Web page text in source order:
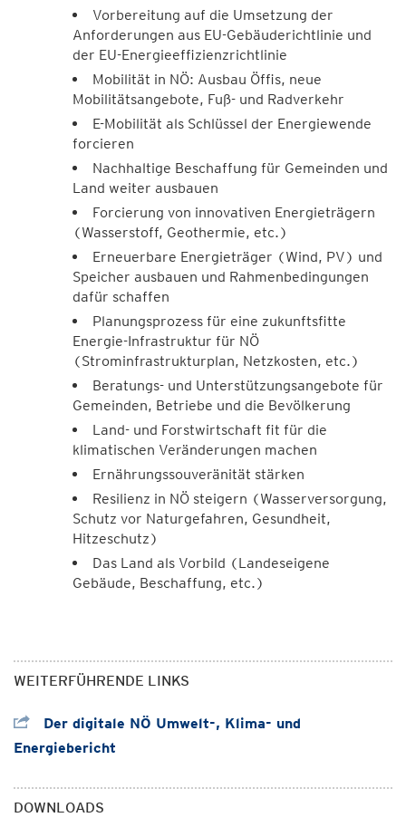
Vorbereitung auf die Umsetzung der
Anforderungen aus EU-Gebäuderichtlinie und
der EU-Energieeffizienzrichtlinie
Mobilität in NÖ: Ausbau Öffis, neue
Mobilitätsangebote, Fuß- und Radverkehr
E-Mobilität als Schlüssel der Energiewende
forcieren
Nachhaltige Beschaffung für Gemeinden und
Land weiter ausbauen
Forcierung von innovativen Energieträgern
(Wasserstoff, Geothermie, etc.)
Erneuerbare Energieträger (Wind, PV) und
Speicher ausbauen und Rahmenbedingungen
dafür schaffen
Planungsprozess für eine zukunftsfitte
Energie-Infrastruktur für NÖ
(Strominfrastrukturplan, Netzkosten, etc.)
Beratungs- und Unterstützungsangebote für
Gemeinden, Betriebe und die Bevölkerung
Land- und Forstwirtschaft fit für die
klimatischen Veränderungen machen
Ernährungssouveränität stärken
Resilienz in NÖ steigern (Wasserversorgung,
Schutz vor Naturgefahren, Gesundheit,
Hitzeschutz)
Das Land als Vorbild (Landeseigene
Gebäude, Beschaffung, etc.)
WEITERFÜHRENDE LINKS
Der digitale NÖ Umwelt-, Klima- und
Energiebericht
DOWNLOADS